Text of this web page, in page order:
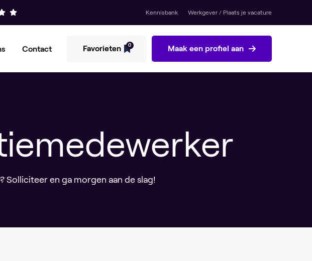
Kennisbank Werkgever / Plaats je vacature
Contact Favorieten 0 Maak een profiel aan
Solliciteer en ga morgen aan de slag!